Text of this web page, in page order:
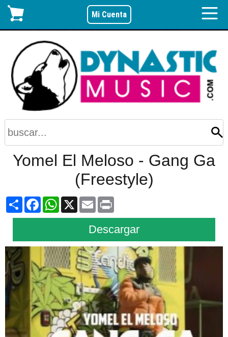
Mi Cuenta
Yomel El Meloso - Gang Ga
(Freestyle)
ShareFacebookWhatsApp
X Email
Descargar